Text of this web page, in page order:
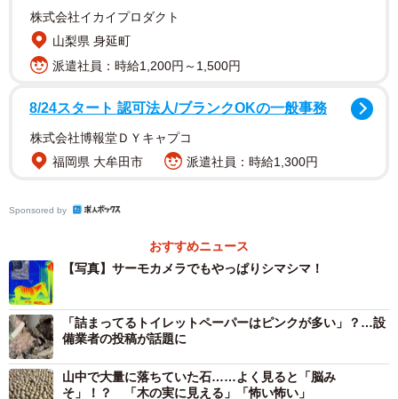
撮影し投稿した、浜松市動物園のシマウマ飼育担当、加藤
株式会社イカイプロダクト
山梨県 身延町
派遣社員：時給1,200円～1,500円
8/24スタート 認可法人/ブランクOKの一般事務
株式会社博報堂ＤＹキャプコ
福岡県 大牟田市
派遣社員：時給1,300円
Sponsored by
おすすめニュース
【写真】サーモカメラでもやっぱりシマシマ！
「詰まってるトイレットペーパーはピンクが多い」？…設
備業者の投稿が話題に
山中で大量に落ちていた石……よく見ると「脳み
そ」！？ 「木の実に見える」「怖い怖い」